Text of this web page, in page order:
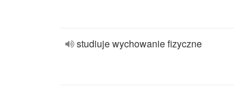
studiuje wychowanie fizyczne